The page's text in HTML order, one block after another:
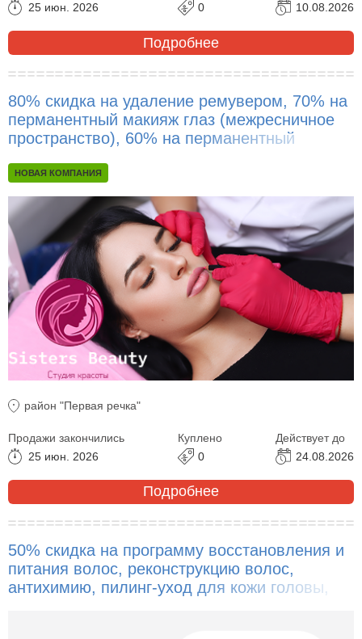
25 июн. 2026
0
10.08.2026
Подробнее
80% скидка на удаление ремувером, 70% на
перманентный макияж глаз (межресничное
пространство), 60% на перманентный
65% на перекрытие бровей, век, и другое!
НОВАЯ КОМПАНИЯ
район "Первая речка"
Продажи закончились
25 июн. 2026
Куплено
0
Действует до
24.08.2026
Подробнее
50% скидка на программу восстановления и
питания волос, реконструкцию волос,
антихимию, пилинг-уход для кожи головы,